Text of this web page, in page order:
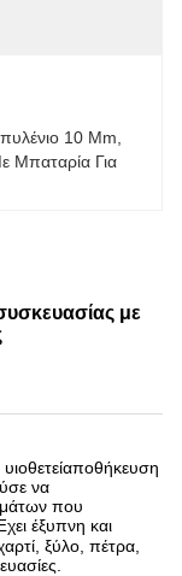
10 Mm
Μπαταρία Για
με
αποθήκευση
να
που
έξυπνη και
ξύλο, πέτρα,